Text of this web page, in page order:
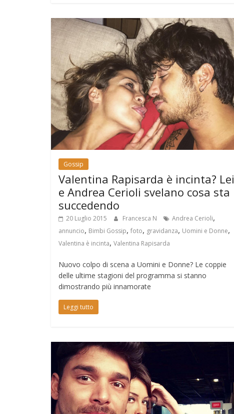
Gossip
Valentina Rapisarda è incinta? Lei
e Andrea Cerioli svelano cosa sta
succedendo
20 Luglio 2015 Francesca N Andrea Cerioli,
annuncio, Bimbi Gossip, foto, gravidanza, Uomini e Donne,
Valentina è incinta, Valentina Rapisarda
Nuovo colpo di scena a Uomini e Donne? Le coppie
delle ultime stagioni del programma si stanno
dimostrando più innamorate
Leggi tutto